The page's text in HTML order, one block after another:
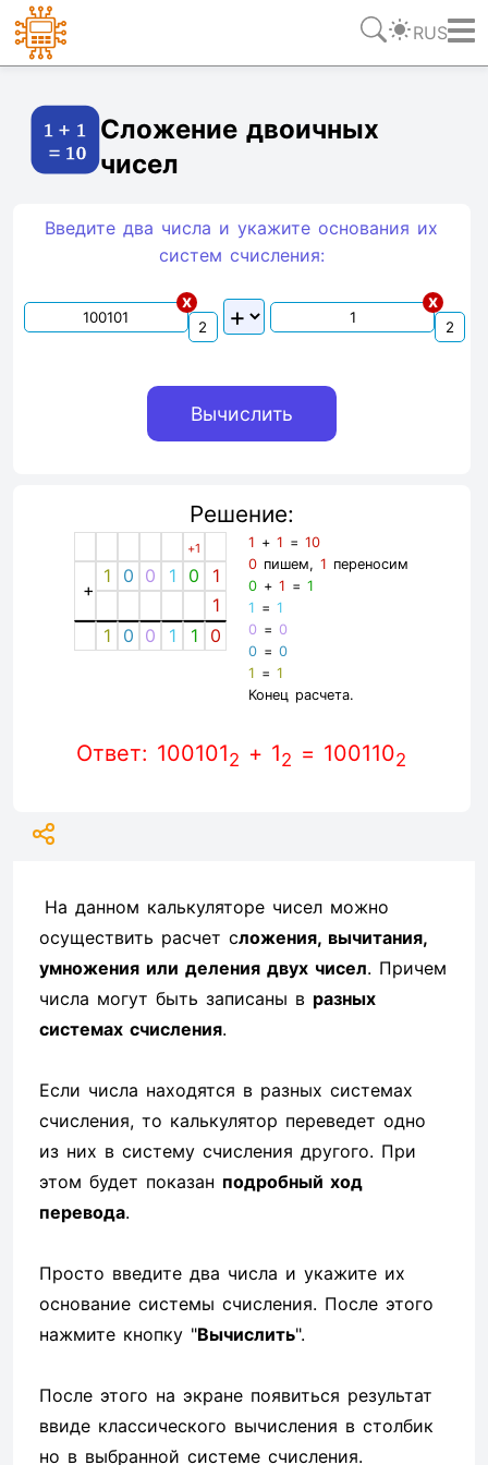
RUS
Сложение двоичных
чисел
Введите два числа и укажите основания их
систем счиcления:
x x
Решение:
+1
+
1 0 0 1 0
1
1
1
0 0 1 1 0
1 +1 =10
0 пишем,1 переносим
0 +1 =1
1 =1
0 =0
0 =0
1 =1
Конец расчета.
Ответ: 1001012 + 12 = 1001102
На данном калькуляторе чисел можно
осуществить расчет сложения, вычитания,
умножения или деления двух чисел. Причем
числа могут быть записаны в разных
системах счисления.
Если числа находятся в разных системах
счисления, то калькулятор переведет одно
из них в систему счисления другого. При
этом будет показан подробный ход
перевода.
Просто введите два числа и укажите их
основание системы счисления. После этого
нажмите кнопку "Вычислить".
После этого на экране появиться результат
ввиде классического вычисления в столбик
но в выбранной системе счисления.